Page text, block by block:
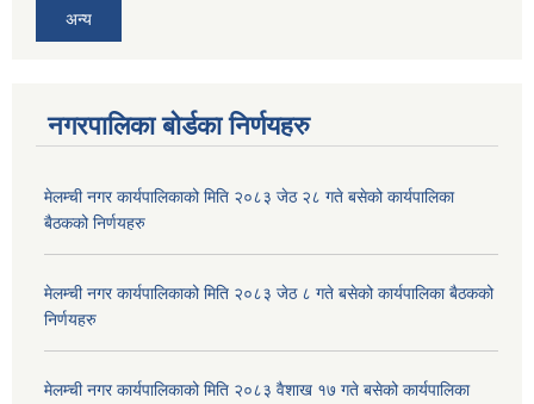
अन्य
नगरपालिका बोर्डका निर्णयहरु
मेलम्ची नगर कार्यपालिकाको मिति २०८३ जेठ २८ गते बसेको कार्यपालिका
बैठकको निर्णयहरु
मेलम्ची नगर कार्यपालिकाको मिति २०८३ जेठ ८ गते बसेको कार्यपालिका बैठकको
निर्णयहरु
मेलम्ची नगर कार्यपालिकाको मिति २०८३ वैशाख १७ गते बसेको कार्यपालिका